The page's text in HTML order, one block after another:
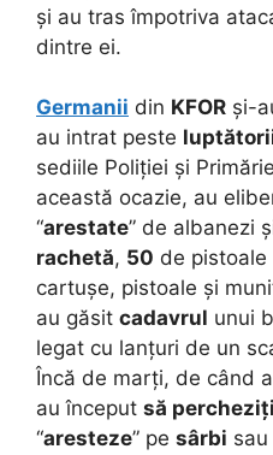
și au tras împotriva
dintre ei.
Germanii din KFOR și-
au intrat peste
sediile Poliției și
această ocazie, au
“arestate” de albanezi
rachetă, 50 de pistoale
cartușe, pistoale și
au găsit cadavrul unui
legat cu lanțuri de un
Încă de marți, de când
au început să
“aresteze” pe sârbi sau